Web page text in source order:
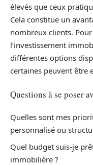
élevés que ceux
Cela constitue un
nombreux clients.
l’investissement
différentes options
certaines peuvent être
Questions à se poser
Quelles sont mes
personnalisé ou
Quel budget suis-je
immobilière ?